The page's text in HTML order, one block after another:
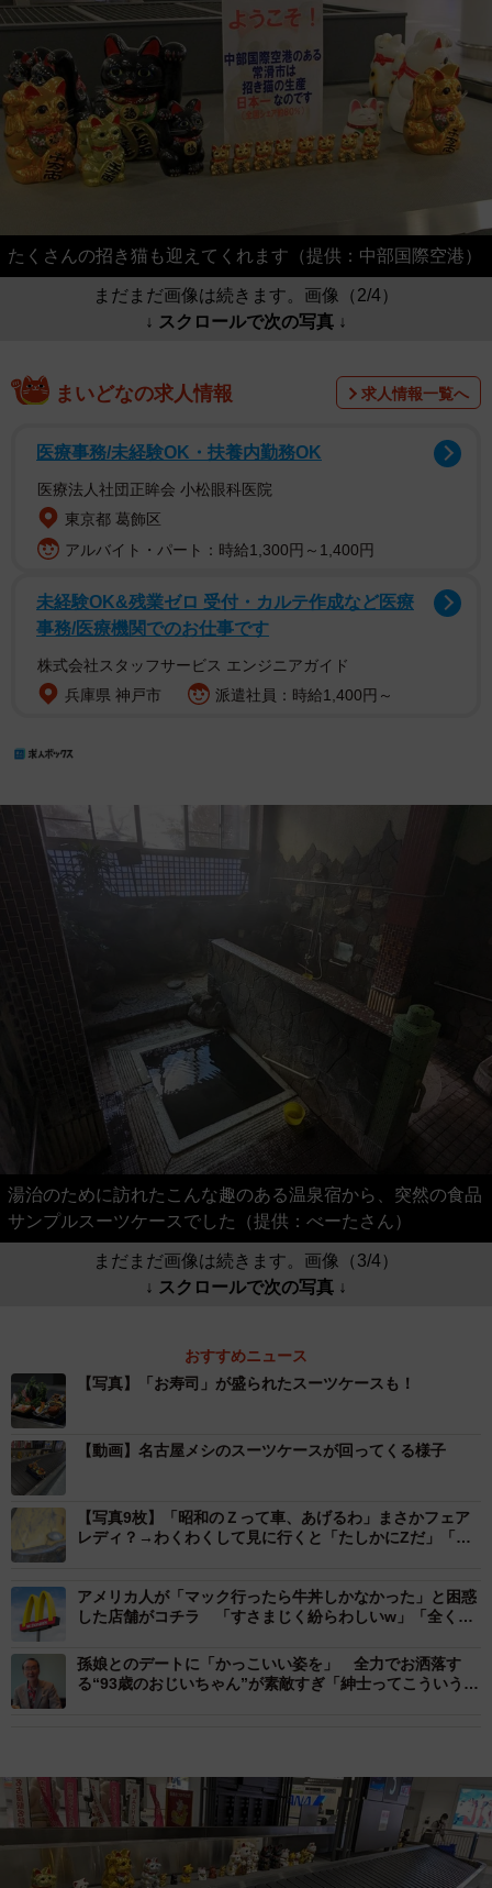
たくさんの招き猫も迎えてくれます（提供：中部国際空港）
まだまだ画像は続きます。画像（2/4）
↓ スクロールで次の写真 ↓
まいどなの求人情報 求人情報一覧へ
医療事務/未経験OK・扶養内勤務OK
医療法人社団正眸会 小松眼科医院
東京都 葛飾区
アルバイト・パート：時給1,300円～1,400円
未経験OK&残業ゼロ 受付・カルテ作成など医療
事務/医療機関でのお仕事です
株式会社スタッフサービス エンジニアガイド
兵庫県 神戸市
派遣社員：時給1,400円～
湯治のために訪れたこんな趣のある温泉宿から、突然の食品
サンプルスーツケースでした（提供：べーたさん）
まだまだ画像は続きます。画像（3/4）
↓ スクロールで次の写真 ↓
おすすめニュース
【写真】「お寿司」が盛られたスーツケースも！
【動画】名古屋メシのスーツケースが回ってくる様子
【写真9枚】「昭和のＺって車、あげるわ」まさかフェア
レディ？→わくわくして見に行くと「たしかにZだ」「激
アメリカ人が「マック行ったら牛丼しかなかった」と困惑
した店舗がコチラ 「すさまじく紛らわしいw」「全く同
孫娘とのデートに「かっこいい姿を」 全力でお洒落す
る“93歳のおじいちゃん”が素敵すぎ「紳士ってこういう